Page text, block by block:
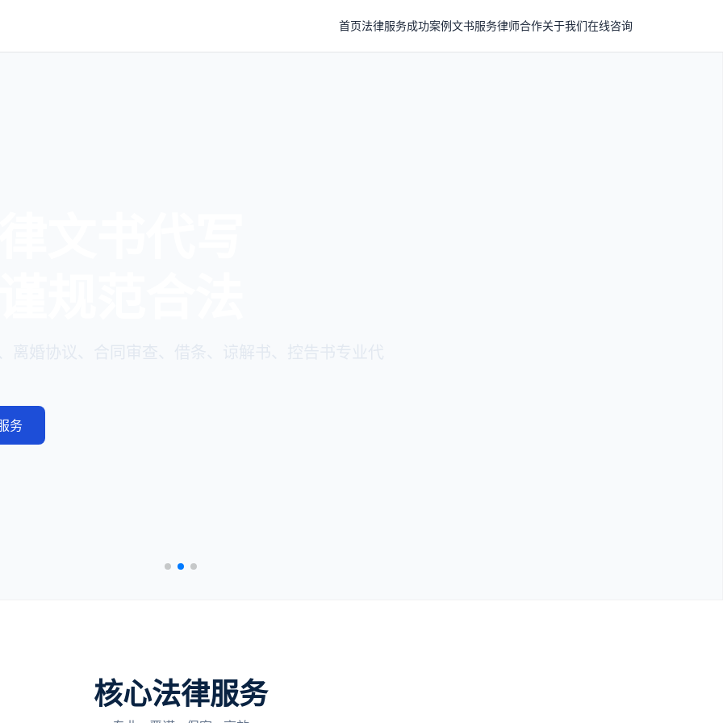
首页法律服务成功案例文书服务律师合作关于我们在线咨询
务
核心法律服务